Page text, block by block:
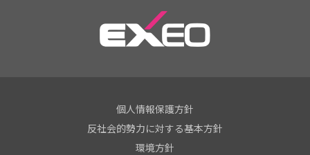
個人情報保護方針
反社会的勢力に対する基本方針
環境方針